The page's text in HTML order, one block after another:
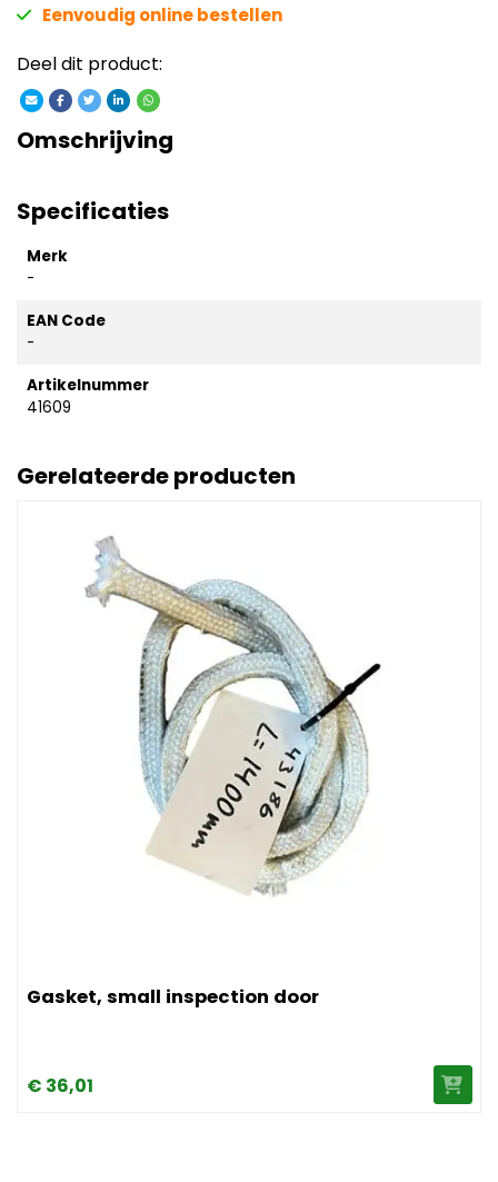
Eenvoudig online bestellen
Deel dit product:
Omschrijving
Specificaties
Merk
-
EAN Code
-
Artikelnummer
41609
Gerelateerde producten
Gasket, small inspection door
€ 36,01